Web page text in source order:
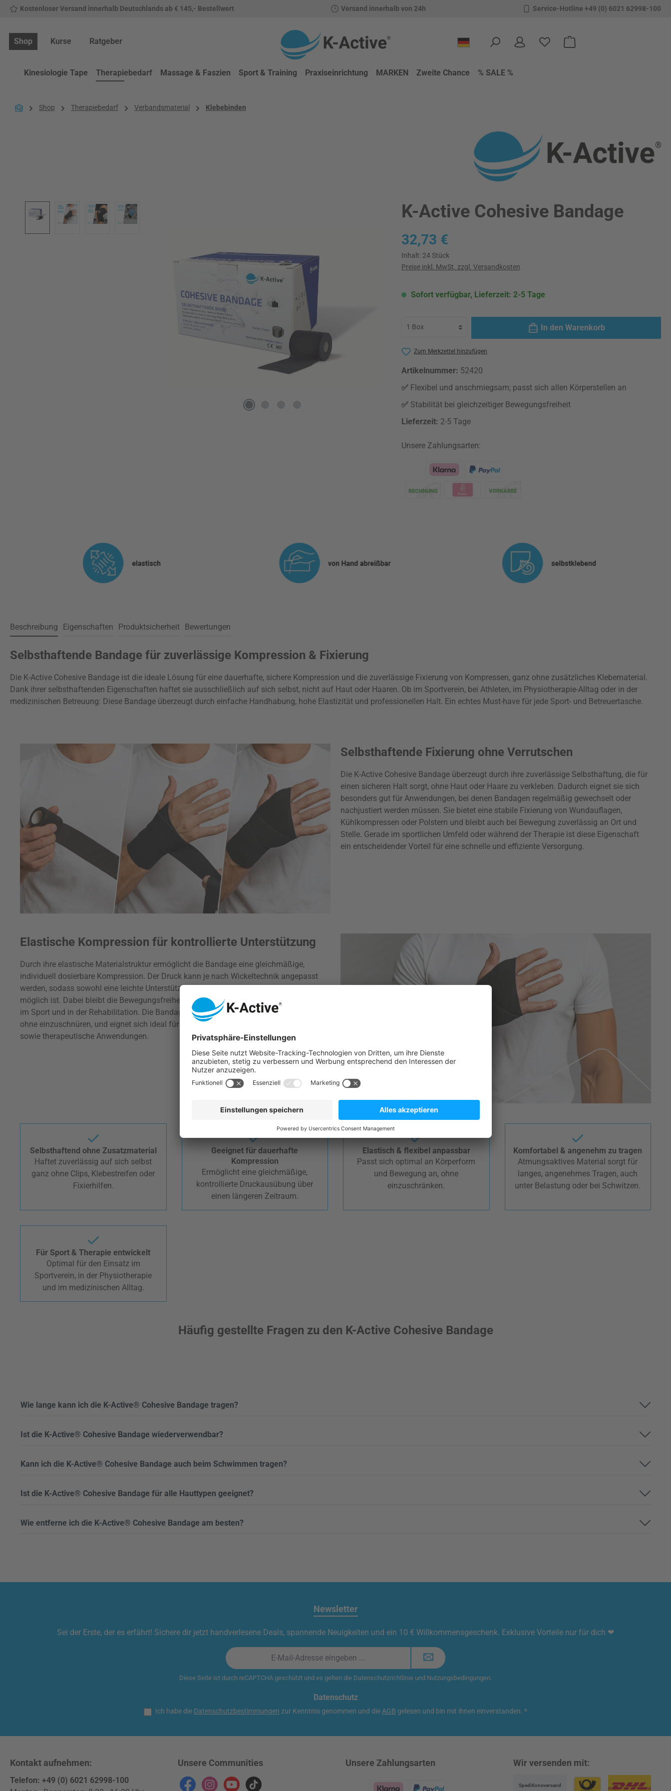
Hauptinhalt springen
Zur Suche springen
Zur Hauptnavigation springen
Kostenloser Versand innerhalb Deutschlands ab € 145,- Bestellwert Versand innerhalb von 24h Service-Hotline +49 (0) 6021 62998-100
Shop Kurse Ratgeber Du hast 0 Produkte auf dem Merkzettel
Warenkorb enthält 0
Kinesiologie Tape Therapiebedarf Massage & Faszien Sport & Training Praxiseinrichtung MARKEN Zweite Chance % SALE %
Shop Therapiebedarf Verbandsmaterial Klebebinden
Bildergalerie überspringen K-Active Cohesive Bandage
Regulärer Preis:
32,73 €
Inhalt: 24 Stück
Preise inkl. MwSt. zzgl. Versandkosten
Sofort verfügbar, Lieferzeit: 2-5 Tage
In den Warenkorb
Zum Merkzettel hinzufügen
Artikelnummer: 52420
✅ Flexibel und anschmiegsam; passt sich allen Körperstellen an
✅ Stabilität bei gleichzeitiger Bewegungsfreiheit
Lieferzeit: 2-5 Tage
Unsere Zahlungsarten:
Beschreibung Eigenschaften Produktsicherheit Bewertungen
Selbsthaftende Bandage für zuverlässige Kompression & Fixierung
Die K-Active Cohesive Bandage ist die ideale Lösung für eine dauerhafte, sichere Kompression und die zuverlässige Fixierung von Kompressen, ganz ohne zusätzliches Klebematerial.
Dank ihrer selbsthaftenden Eigenschaften haftet sie ausschließlich auf sich selbst, nicht auf Haut oder Haaren. Ob im Sportverein, bei Athleten, im Physiotherapie-Alltag oder in der
medizinischen Betreuung: Diese Bandage überzeugt durch einfache Handhabung, hohe Elastizität und professionellen Halt. Ein echtes Must-have für jede Sport- und Betreuertasche.
Selbsthaftende Fixierung ohne Verrutschen
Die K-Active Cohesive Bandage überzeugt durch ihre zuverlässige Selbsthaftung, die für
einen sicheren Halt sorgt, ohne Haut oder Haare zu verkleben. Dadurch eignet sie sich
besonders gut für Anwendungen, bei denen Bandagen regelmäßig gewechselt oder
nachjustiert werden müssen. Sie bietet eine stabile Fixierung von Wundauflagen,
Kühlkompressen oder Polstern und bleibt auch bei Bewegung zuverlässig an Ort und
Stelle. Gerade im sportlichen Umfeld oder während der Therapie ist diese Eigenschaft
ein entscheidender Vorteil für eine schnelle und effiziente Versorgung.
Elastische Kompression für kontrollierte Unterstützung
Durch ihre elastische Materialstruktur ermöglicht die Bandage eine gleichmäßige,
individuell dosierbare Kompression. Der Druck kann je nach Wickeltechnik angepasst
werden, sodass sowohl eine leichte Unterstützung als auch eine festere Stabilisierung
möglich ist. Dabei bleibt die Bewegungsfreiheit weitgehend erhalten ein wichtiger Faktor
im Sport und in der Rehabilitation. Die Bandage unterstützt die betroffene Körperregion,
ohne einzuschnüren, und eignet sich ideal für präventive Maßnahmen, akute Versorgung
sowie therapeutische Anwendungen.
Selbsthaftend ohne Zusatzmaterial
Haftet zuverlässig auf sich selbst
ganz ohne Clips, Klebestreifen oder
Fixierhilfen.
Geeignet für dauerhafte
Kompression
Ermöglicht eine gleichmäßige,
kontrollierte Druckausübung über
einen längeren Zeitraum.
Elastisch & flexibel anpassbar
Passt sich optimal an Körperform
und Bewegung an, ohne
einzuschränken.
Komfortabel & angenehm zu tragen
Atmungsaktives Material sorgt für
langes, angenehmes Tragen, auch
unter Belastung oder bei Schwitzen.
Für Sport & Therapie entwickelt
Optimal für den Einsatz im
Sportverein, in der Physiotherapie
und im medizinischen Alltag.
Häufig gestellte Fragen zu den K-Active Cohesive Bandage
Wie lange kann ich die K-Active® Cohesive Bandage tragen?
Ist die K-Active® Cohesive Bandage wiederverwendbar?
Kann ich die K-Active® Cohesive Bandage auch beim Schwimmen tragen?
Ist die K-Active® Cohesive Bandage für alle Hauttypen geeignet?
Wie entferne ich die K-Active® Cohesive Bandage am besten?
Newsletter
Sei der Erste, der es erfährt! Sichere dir jetzt handverlesene Deals, spannende Neuigkeiten und ein 10 € Willkommensgeschenk. Exklusive Vorteile nur für dich ❤
E-
Mail-
Diese Seite ist durch reCAPTCHA geschützt und es gelten die Datenschutzrichtlinie und Nutzungsbedingungen
Datenschutz
Ich habe die Datenschutzbestimmungen zur Kenntnis genommen und die AGB gelesen und bin mit ihnen einverstanden. *
Kontakt aufnehmen:
Telefon: +49 (0) 6021 62998-100
Unsere Communities Unsere Zahlungsarten Wir versenden mit:
Speditionsversand